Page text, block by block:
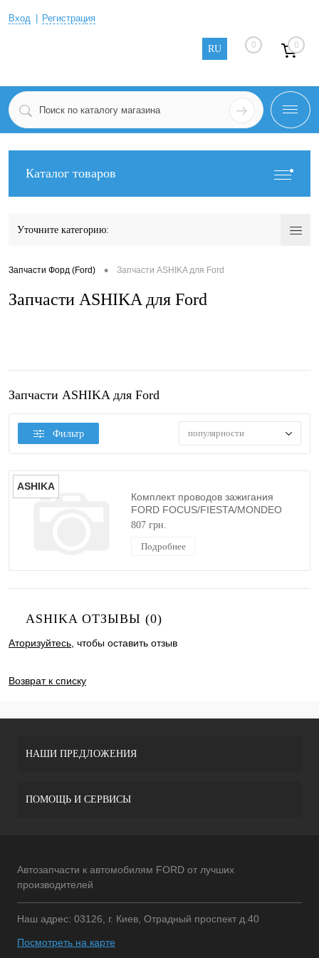
Вход Регистрация
RU 0 0
Каталог товаров
Уточните категорию:
Запчасти Форд (Ford) • Запчасти ASHIKA для Ford
Запчасти ASHIKA для Ford
Запчасти ASHIKA для Ford
Фильтр популярности
ASHIKA
Комплект проводов зажигания
FORD FOCUS/FIESTA/MONDEO
1998-2012 (1.25/1.4/1.6 ZETEC)
807 грн.
Подробнее
ASHIKA ОТЗЫВЫ (0)
Аторизуйтесь , чтобы оставить отзыв
Возврат к списку
НАШИ ПРЕДЛОЖЕНИЯ
ПОМОЩЬ И СЕРВИСЫ
Автозапчасти к автомобилям FORD от лучших
производителей
Наш адрес: 03126, г. Киев, Отрадный проспект д.40
Посмотреть на карте